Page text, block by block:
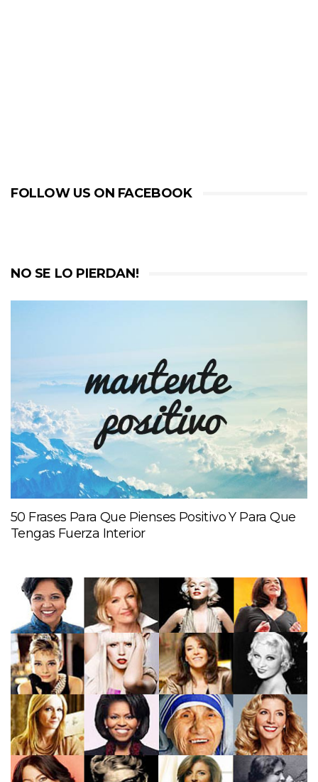
FOLLOW US ON FACEBOOK
NO SE LO PIERDAN!
50 Frases Para Que Pienses Positivo Y Para Que
Tengas Fuerza Interior